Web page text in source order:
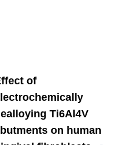
of
Ti6Al4V
on human